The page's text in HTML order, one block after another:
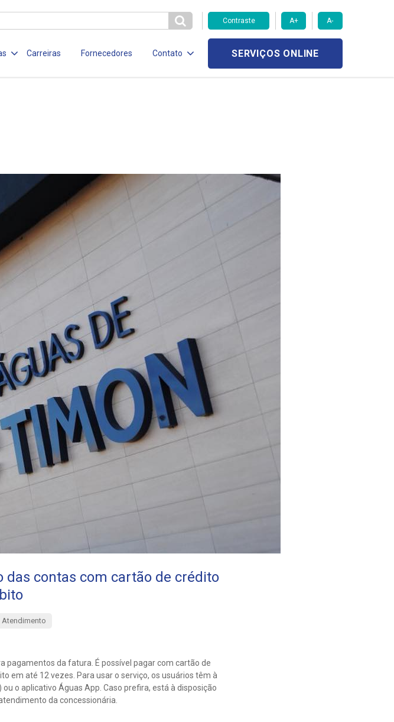
Contraste A+ A-
Carreiras Fornecedores Contato SERVIÇOS ONLINE
contas com cartão de crédito
Atendimento
pagamentos da fatura. É possível pagar com cartão de
em até 12 vezes. Para usar o serviço, os usuários têm à
o aplicativo Águas App. Caso prefira, está à disposição
da concessionária.